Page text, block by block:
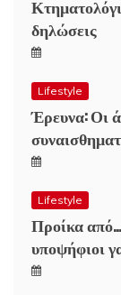
δηλώσεις
Lifestyle
Έρευνα: Οι
Lifestyle
Προίκα
υποψήφιοι